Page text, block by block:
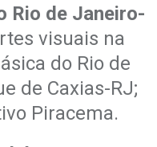
Rio de Janeiro-
visuais na
do Rio de
de Caxias-RJ;
Piracema.